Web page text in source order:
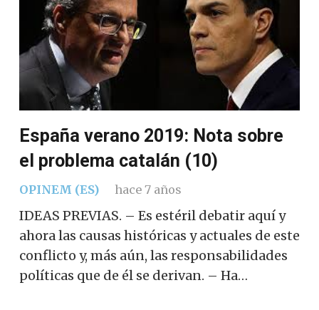
España verano 2019: Nota sobre
el problema catalán (10)
OPINEM (ES) hace 7 años
IDEAS PREVIAS. – Es estéril debatir aquí y
ahora las causas históricas y actuales de este
conflicto y, más aún, las responsabilidades
políticas que de él se derivan. – Ha…